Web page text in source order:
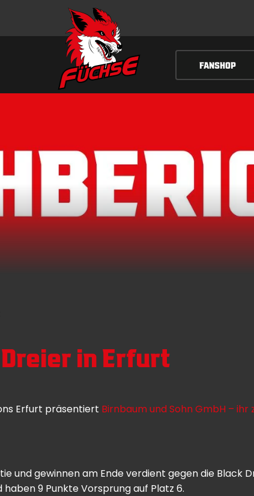
FANSHOP
in Erfurt
Erfurt präsentiert Birnbaum und Sohn GmbH –
und gewinnen am Ende verdient gegen die Black
haben 9 Punkte Vorsprung auf Platz 6.